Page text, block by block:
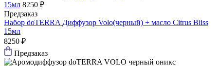
15мл 8250 ₽
Предзаказ
Набор doTERRA Диффузор Volo(черный) + масло Citrus Bliss
15мл
8250 ₽
Предзаказ